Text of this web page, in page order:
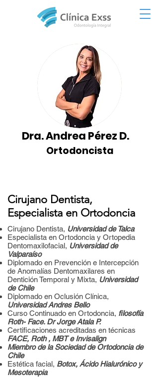
Dra. Andrea Pérez D.
Ortodoncista
Cirujano Dentista,
Especialista en Ortodoncia
Cirujano Dentista, Universidad de Talca
Especialista en Ortodoncia y Ortopedia
Dentomaxilofacial, Universidad de
Valparaíso
Diplomado en Prevención e Intercepción
de Anomalías Dentomaxilares en
Dentición Temporal y Mixta, Universidad
de Chile
Diplomado en Oclusión Clínica,
Universidad Andres Bello
Curso Continuado en Ortodoncia, filosofía
Roth- Face. Dr Jorge Atala P.
Certificaciones acreditadas en técnicas
FACE, Roth , MBT e Invisalign
Miembro de la Sociedad de Ortodoncia de
Chile
Estética facial, Botox, Ácido Hialurónico y
Mesoterapia